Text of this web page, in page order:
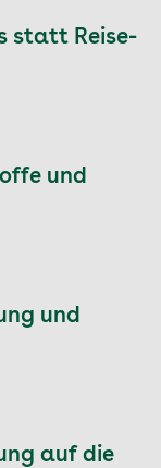
statt Reise-
und
und
auf die